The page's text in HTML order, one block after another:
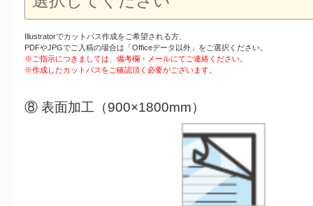
Illustratorでカットパス作成をご希望される方、
PDFやJPGでご入稿の場合は「Officeデータ以外」をご選択ください。
※ご指示につきましては、備考欄・メールにてご連絡ください。
※作成したカットパスをご確認頂く必要がございます。
⑧ 表面加工（900×1800mm）